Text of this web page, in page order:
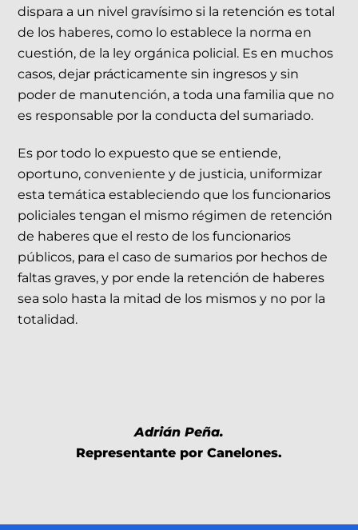
dispara a un nivel gravísimo si la retención es total
de los haberes, como lo establece la norma en
cuestión, de la ley orgánica policial. Es en muchos
casos, dejar prácticamente sin ingresos y sin
poder de manutención, a toda una familia que no
es responsable por la conducta del sumariado.
Es por todo lo expuesto que se entiende,
oportuno, conveniente y de justicia, uniformizar
esta temática estableciendo que los funcionarios
policiales tengan el mismo régimen de retención
de haberes que el resto de los funcionarios
públicos, para el caso de sumarios por hechos de
faltas graves, y por ende la retención de haberes
sea solo hasta la mitad de los mismos y no por la
totalidad.
Adrián Peña.
Representante por Canelones.